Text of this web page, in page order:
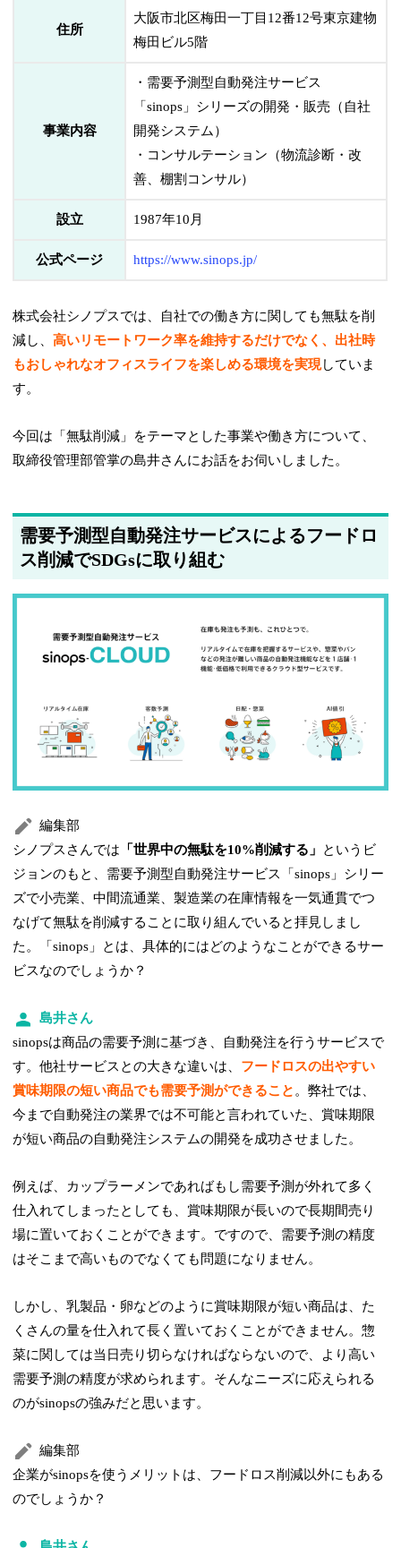
住所
大阪市北区梅田一丁目12番12号東京建物
梅田ビル5階
事業内容
・需要予測型自動発注サービス
「sinops」シリーズの開発・販売（自社
開発システム）
・コンサルテーション（物流診断・改
善、棚割コンサル）
設立 1987年10月
公式ページ https://www.sinops.jp/
株式会社シノプスでは、自社での働き方に関しても無駄を削
減し、高いリモートワーク率を維持するだけでなく、出社時
もおしゃれなオフィスライフを楽しめる環境を実現していま
す。
今回は「無駄削減」をテーマとした事業や働き方について、
取締役管理部管掌の島井さんにお話をお伺いしました。
需要予測型自動発注サービスによるフードロ
ス削減でSDGsに取り組む
編集部
シノプスさんでは 「世界中の無駄を10%削減する」
というビ
ジョンのもと、需要予測型自動発注サービス「sinops」シリー
ズで小売業、中間流通業、製造業の在庫情報を一気通貫でつ
なげて無駄を削減することに取り組んでいると拝見しまし
た。「sinops」とは、具体的にはどのようなことができるサー
ビスなのでしょうか？
島井さん
sinopsは商品の需要予測に基づき、自動発注を行うサービスで
す。他社サービスとの大きな違いは、 フードロスの出やすい
賞味期限の短い商品でも需要予測ができること 。弊社では、
今まで自動発注の業界では不可能と言われていた、賞味期限
が短い商品の自動発注システムの開発を成功させました。
例えば、カップラーメンであればもし需要予測が外れて多く
仕入れてしまったとしても、賞味期限が長いので長期間売り
場に置いておくことができます。ですので、需要予測の精度
はそこまで高いものでなくても問題になりません。
しかし、乳製品・卵などのように賞味期限が短い商品は、た
くさんの量を仕入れて長く置いておくことができません。惣
菜に関しては当日売り切らなければならないので、より高い
需要予測の精度が求められます。そんなニーズに応えられる
のがsinopsの強みだと思います。
編集部
企業がsinopsを使うメリットは、フードロス削減以外にもある
のでしょうか？